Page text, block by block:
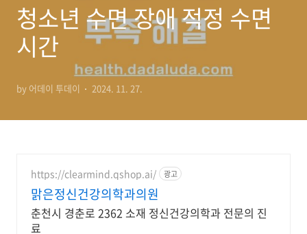
청소년 수면 장애 적정 수면
시간
by 어데이 투데이 2024. 11. 27.
https://clearmind.qshop.ai/ 광고
맑은정신건강의학과의원
춘천시 경춘로 2362 소재 정신건강의학과 전문의 진
료